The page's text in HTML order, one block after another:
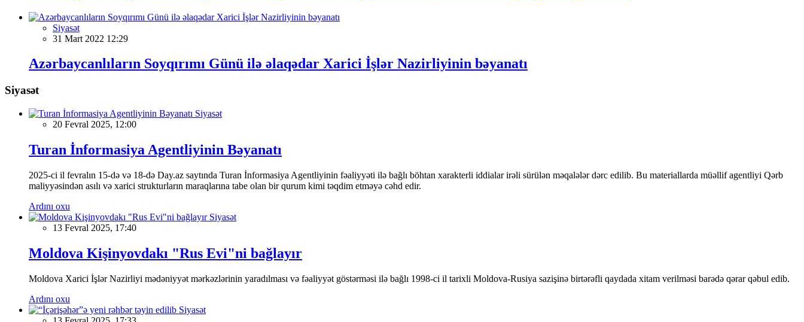
Siyasət
31 Mart 2022 12:29
Azərbaycanlıların Soyqırımı Günü ilə əlaqədar Xarici İşlər Nazirliyinin bəyanatı
Siyasət
Siyasət
20 Fevral 2025, 12:00
Turan İnformasiya Agentliyinin Bəyanatı
2025-ci il fevralın 15-də və 18-də Day.az saytında Turan İnformasiya Agentliyinin fəaliyyəti ilə bağlı böhtan xarakterli iddialar irəli sürülən məqalələr dərc edilib. Bu materiallarda müəllif agentliyi Qərb
maliyyəsindən asılı və xarici strukturların maraqlarına tabe olan bir qurum kimi təqdim etməyə cəhd edir.
Ardını oxu
Siyasət
13 Fevral 2025, 17:40
Moldova Kişinyovdakı "Rus Evi"ni bağlayır
Moldova Xarici İşlər Nazirliyi mədəniyyət mərkəzlərinin yaradılması və fəaliyyət göstərməsi ilə bağlı 1998-ci il tarixli Moldova-Rusiya sazişinə birtərəfli qaydada xitam verilməsi barədə qərar qəbul edib.
Ardını oxu
Siyasət